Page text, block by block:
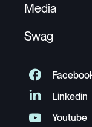
Media
Swag